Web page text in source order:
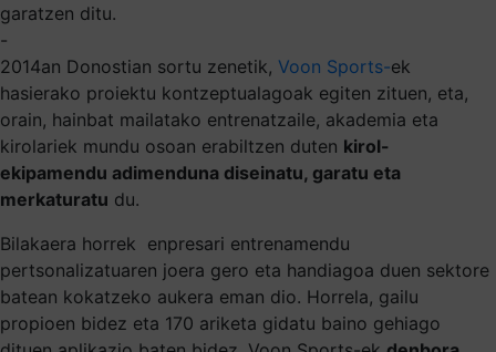
garatzen ditu.
-
2014an Donostian sortu zenetik, Voon Sports-ek
hasierako proiektu kontzeptualagoak egiten zituen, eta,
orain, hainbat mailatako entrenatzaile, akademia eta
kirolariek mundu osoan erabiltzen duten kirol-
ekipamendu adimenduna diseinatu, garatu eta
merkaturatu du.
Bilakaera horrek enpresari entrenamendu
pertsonalizatuaren joera gero eta handiagoa duen sektore
batean kokatzeko aukera eman dio. Horrela, gailu
propioen bidez eta 170 ariketa gidatu baino gehiago